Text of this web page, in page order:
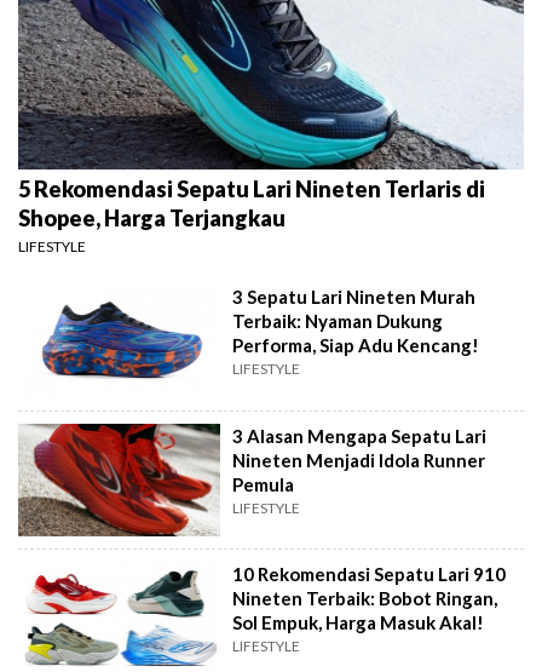
5 Rekomendasi Sepatu Lari Nineten Terlaris di
Shopee, Harga Terjangkau
LIFESTYLE
3 Sepatu Lari Nineten Murah
Terbaik: Nyaman Dukung
Performa, Siap Adu Kencang!
LIFESTYLE
3 Alasan Mengapa Sepatu Lari
Nineten Menjadi Idola Runner
Pemula
LIFESTYLE
10 Rekomendasi Sepatu Lari 910
Nineten Terbaik: Bobot Ringan,
Sol Empuk, Harga Masuk Akal!
LIFESTYLE